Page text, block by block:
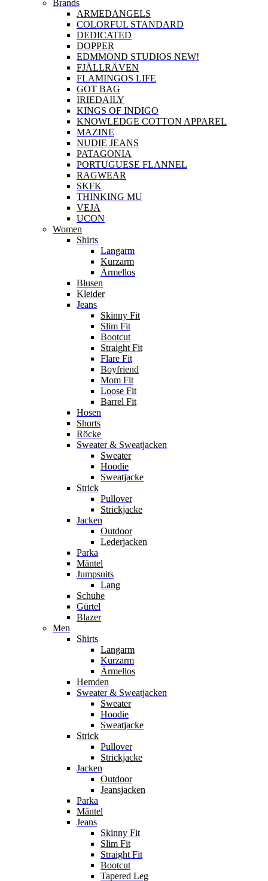
Brands
ARMEDANGELS
COLORFUL STANDARD
DEDICATED
DOPPER
EDMMOND STUDIOS NEW!
FJÄLLRÄVEN
FLAMINGOS LIFE
GOT BAG
IRIEDAILY
KINGS OF INDIGO
KNOWLEDGE COTTON APPAREL
MAZINE
NUDIE JEANS
PATAGONIA
PORTUGUESE FLANNEL
RAGWEAR
SKFK
THINKING MU
VEJA
UCON
Women
Shirts
Langarm
Kurzarm
Ärmellos
Blusen
Kleider
Jeans
Skinny Fit
Slim Fit
Bootcut
Straight Fit
Flare Fit
Boyfriend
Mom Fit
Loose Fit
Barrel Fit
Hosen
Shorts
Röcke
Sweater & Sweatjacken
Sweater
Hoodie
Sweatjacke
Strick
Pullover
Strickjacke
Jacken
Outdoor
Lederjacken
Parka
Mäntel
Jumpsuits
Lang
Schuhe
Gürtel
Blazer
Men
Shirts
Langarm
Kurzarm
Ärmellos
Hemden
Sweater & Sweatjacken
Sweater
Hoodie
Sweatjacke
Strick
Pullover
Strickjacke
Jacken
Outdoor
Jeansjacken
Parka
Mäntel
Jeans
Skinny Fit
Slim Fit
Straight Fit
Bootcut
Tapered Leg